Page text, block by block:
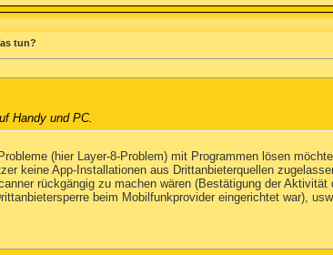
tun?
Handy und PC.
(hier Layer-8-Problem) mit Programmen lösen
keine App-Installationen aus Drittanbieterquellen
rückgängig zu machen wären (Bestätigung der
beim Mobilfunkprovider eingerichtet war),